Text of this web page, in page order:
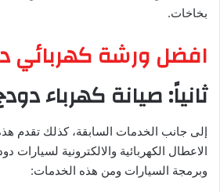
بخاخات.
افضل ورشة كهربائي
ثانياً: صيانة كهرباء
إلى جانب الخدمات السابقة، كذلك تقدم
الاعطال الكهربائية والالكترونية
وبرمجة السيارات ومن هذه الخدمات: